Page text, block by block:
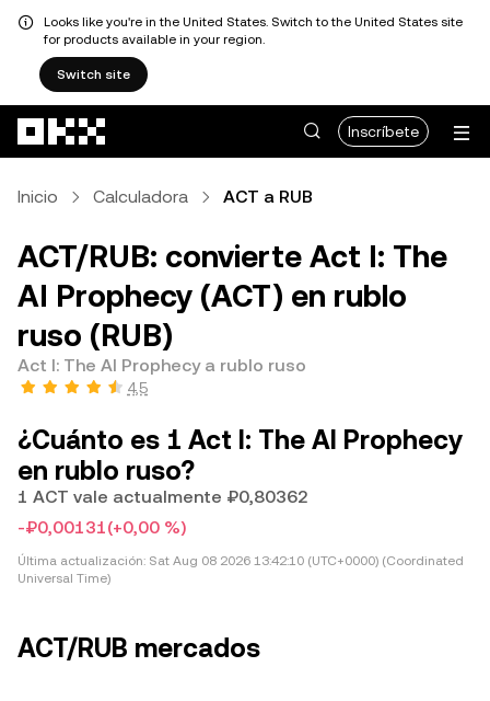
Looks like you're in the United States. Switch to the United States site
for products available in your region.
Switch site
Inscríbete
Inicio Calculadora ACT a RUB
ACT/RUB: convierte Act I: The
AI Prophecy (ACT) en rublo
ruso (RUB)
Act I: The AI Prophecy a rublo ruso
4,5
¿Cuánto es 1 Act I: The AI Prophecy
en rublo ruso?
1 ACT vale actualmente ₽0,80362
-₽0,00131(+0,00 %)
Última actualización: Sat Aug 08 2026 13:42:10 (UTC+0000) (Coordinated
Universal Time)
ACT/RUB mercados